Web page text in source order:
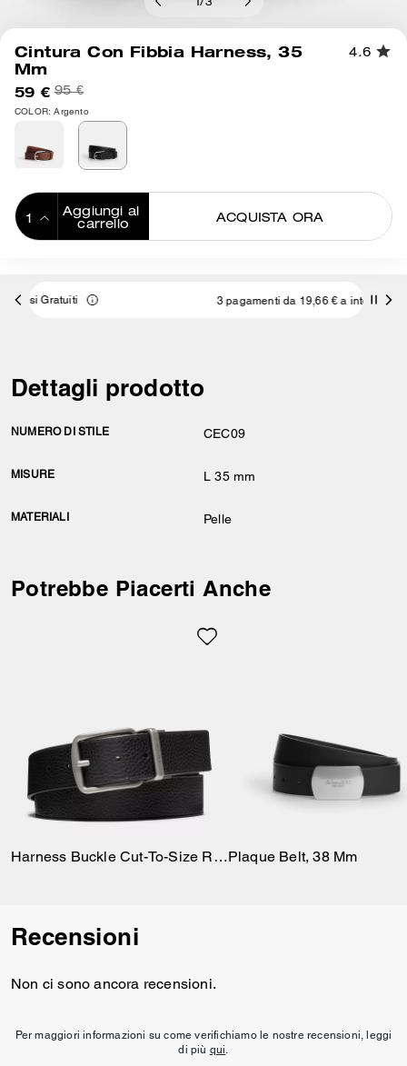
/3
Cintura Con Fibbia Harness, 35
Mm
4.6
59 € 95 €
COLOR: Argento
Aggiungi al
carrello
ACQUISTA ORA
3 pagamenti da 19,66 € a interessi 0% con
Dettagli prodotto
NUMERO DI STILE CEC09
MISURE L 35 mm
MATERIALI Pelle
Potrebbe Piacerti Anche
Harness Buckle Cut-To-Size Reversible Belt, 38 MmPlaque Belt, 38 Mm
Recensioni
Non ci sono ancora recensioni.
Per maggiori informazioni su come verifichiamo le nostre recensioni, leggi
di più qui